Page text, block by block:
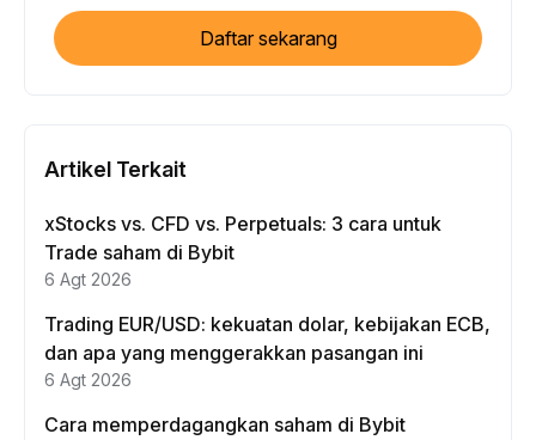
Daftar sekarang
Artikel Terkait
xStocks vs. CFD vs. Perpetuals: 3 cara untuk
Trade saham di Bybit
6 Agt 2026
Trading EUR/USD: kekuatan dolar, kebijakan ECB,
dan apa yang menggerakkan pasangan ini
6 Agt 2026
Cara memperdagangkan saham di Bybit